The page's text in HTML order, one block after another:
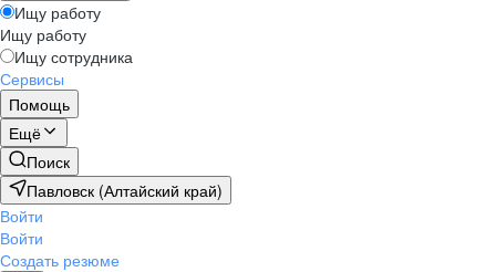
Ищу работу
Ищу работу
Ищу сотрудника
Сервисы
Помощь
Ещё
Поиск
Павловск (Алтайский край)
Войти
Войти
Создать резюме